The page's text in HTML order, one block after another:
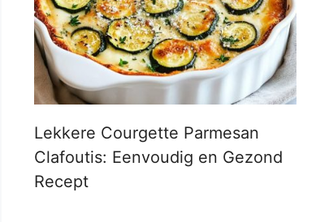
Lekkere Courgette Parmesan
Clafoutis: Eenvoudig en Gezond
Recept